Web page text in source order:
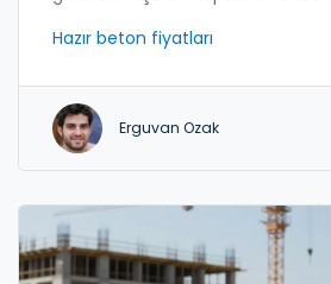
Hazır beton fiyatları
Erguvan Ozak